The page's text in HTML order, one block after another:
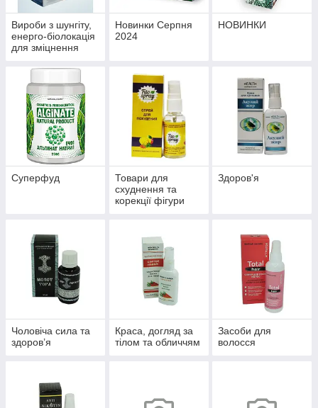
Вироби з шунгіту,
енерго-біолокація
для зміцнення
профілактики
хвороб
Новинки Серпня
2024
НОВИНКИ
Суперфуд
Товари для
схуднення та
корекції фігури
Здоров'я
Чоловіча сила та
здоров’я
Краса, догляд за
тілом та обличчям
Засоби для
волосся